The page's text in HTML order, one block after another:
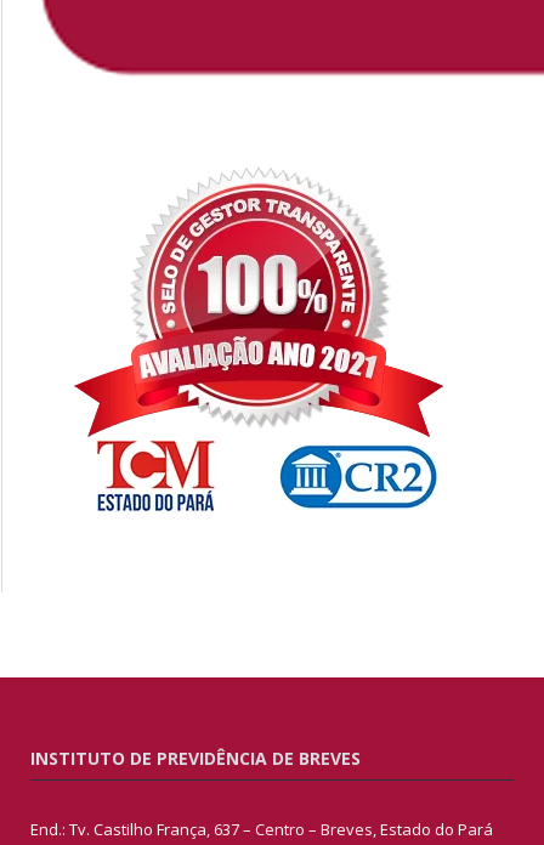
INSTITUTO DE PREVIDÊNCIA DE BREVES
End.: Tv. Castilho França, 637 – Centro – Breves, Estado do Pará